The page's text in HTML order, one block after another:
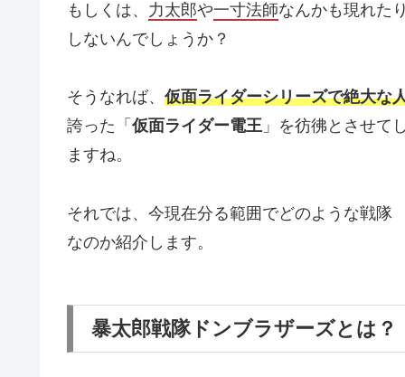
もしくは、 力太郎や一寸法師なんかも現れたり
しないんでしょうか？
そうなれば、 仮面ライダーシリーズで絶大な
誇った「 仮面ライダー電王 」を彷彿とさせて
ますね。
それでは、今現在分る範囲でどのような戦隊
なのか紹介します。
暴太郎戦隊ドンブラザーズとは？